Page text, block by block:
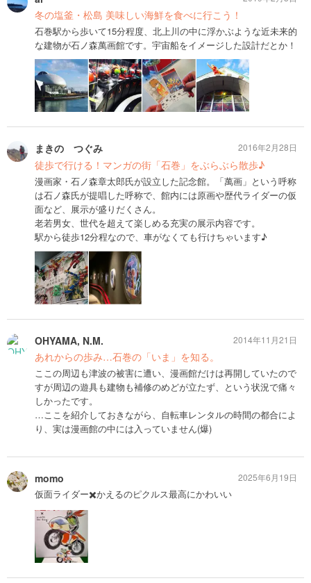
冬の塩釜・松島 美味しい海鮮を食べに行こう！
石巻駅から歩いて15分程度、北上川の中に浮かぶような近未来的
な建物が石ノ森萬画館です。宇宙船をイメージした設計だとか！
まきの つぐみ
徒歩で行ける！マンガの街「石巻」をぶらぶら散歩♪
漫画家・石ノ森章太郎氏が設立した記念館。「萬画」という呼称
は石ノ森氏が提唱した呼称で、館内には原画や歴代ライダーの仮
面など、展示が盛りだくさん。
老若男女、世代を超えて楽しめる充実の展示内容です。
駅から徒歩12分程なので、車がなくても行けちゃいます♪
2016年2月28日
OHYAMA, N.M.
あれからの歩み…石巻の「いま」を知る。
ここの周辺も津波の被害に遭い、漫画館だけは再開していたので
すが周辺の遊具も建物も補修のめどが立たず、という状況で痛々
しかったです。
…ここを紹介しておきながら、自転車レンタルの時間の都合によ
り、実は漫画館の中には入っていません(爆)
2014年11月21日
momo
仮面ライダー✖️かえるのピクルス最高にかわいい
2025年6月19日